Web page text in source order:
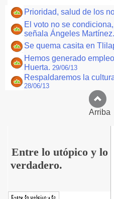
Prioridad, salud de los
El voto no se
señala Ángeles Martínez.
Se quema casita en
Hemos generado
Huerta. 29/06/13
Respaldaremos la
28/06/13
Entre lo utópico y lo
verdadero.